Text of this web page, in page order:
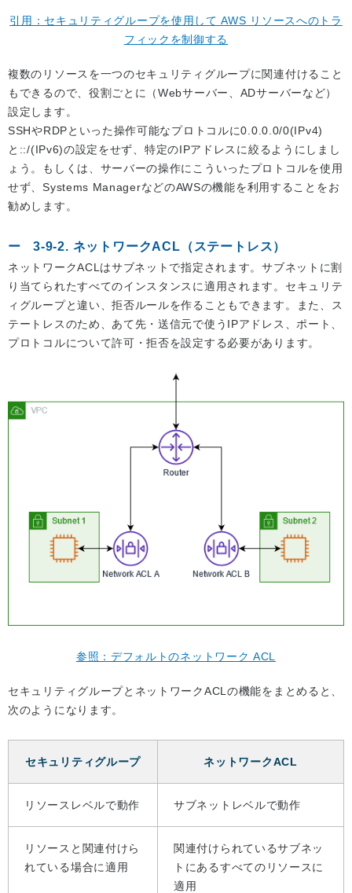
引用：セキュリティグループを使用して AWS リソースへのトラ
フィックを制御する
複数のリソースを一つのセキュリティグループに関連付けること
もできるので、役割ごとに（Webサーバー、ADサーバーなど）
設定します。
SSHやRDPといった操作可能なプロトコルに0.0.0.0/0(IPv4)
と::/(IPv6)の設定をせず、特定のIPアドレスに絞るようにしまし
ょう。もしくは、サーバーの操作にこういったプロトコルを使用
せず、Systems ManagerなどのAWSの機能を利用することをお
勧めします。
3-9-2. ネットワークACL（ステートレス）
ネットワークACLはサブネットで指定されます。サブネットに割
り当てられたすべてのインスタンスに適用されます。セキュリテ
ィグループと違い、拒否ルールを作ることもできます。また、ス
テートレスのため、あて先・送信元で使うIPアドレス、ポート、
プロトコルについて許可・拒否を設定する必要があります。
参照：デフォルトのネットワーク ACL
セキュリティグループとネットワークACLの機能をまとめると、
次のようになります。
セキュリティグループ ネットワークACL
リソースレベルで動作 サブネットレベルで動作
リソースと関連付けら
れている場合に適用
関連付けられているサブネッ
トにあるすべてのリソースに
適用